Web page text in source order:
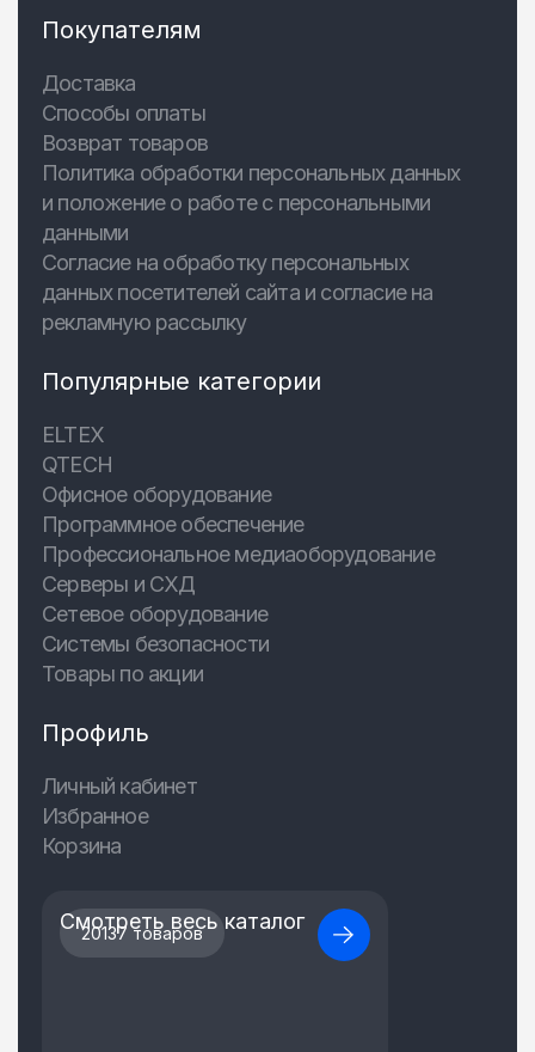
Покупателям
Доставка
Способы оплаты
Возврат товаров
Политика обработки персональных данных
и положение о работе с персональными
данными
Согласие на обработку персональных
данных посетителей сайта и согласие на
рекламную рассылку
Популярные категории
ELTEX
QTECH
Офисное оборудование
Программное обеспечение
Профессиональное медиаоборудование
Серверы и СХД
Сетевое оборудование
Системы безопасности
Товары по акции
Профиль
Личный кабинет
Избранное
Корзина
20137 товаров
Смотреть весь каталог